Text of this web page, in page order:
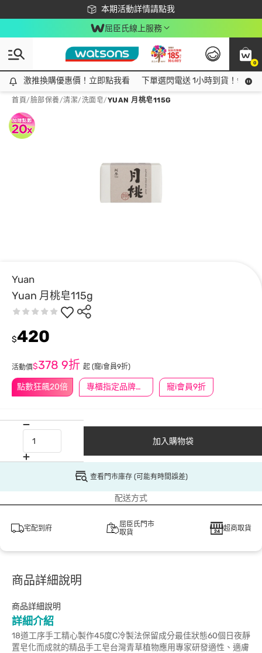
本期活動詳情請點我
下載app最高回饋$350
屈臣氏線上服務
0
激推換購優惠價！立即點我看
激推換購優惠價！立即點我看 下單選閃電送 1小時到貨！領神
首頁/臉部保養/清潔/洗面皂/YUAN 月桃皂115G
Yuan
Yuan 月桃皂115g
點數狂飆20倍 專櫃指定品牌滿2000送$200 寵i會員9折
$420
活動價$378 9折 起 (寵i會員9折)
加入購物袋
查看門市庫存 (可能有時間誤差)
配送方式
宅配到府
屈臣氏門市
取貨
超商取貨
商品詳細說明
商品詳細說明
詳細介紹
18道工序手工精心製作45度C冷製法保留成分最佳狀態60個日夜靜
置皂化而成就的精品手工皂台灣青草植物應用專家研發適性、適膚